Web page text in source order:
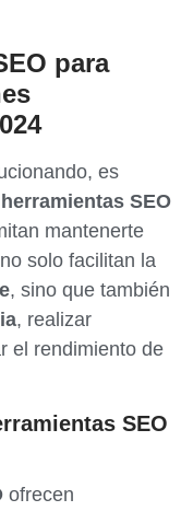
para
es
SEO
mantenerte
solo facilitan la
, sino que también
, realizar
el rendimiento de
SEO
ofrecen